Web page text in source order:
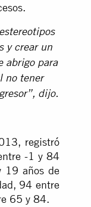
y crear un
abrigo para
no tener
dijo.
registró
-1 y 84
19 años de
94 entre
65 y 84.